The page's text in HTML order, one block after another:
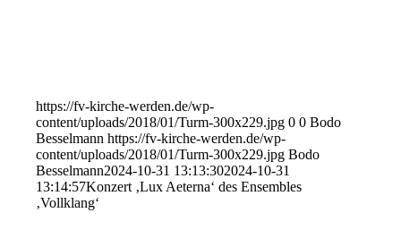
https://fv-kirche-werden.de/wp-
content/uploads/2018/01/Turm-300x229.jpg 0 0 Bodo
Besselmann https://fv-kirche-werden.de/wp-
content/uploads/2018/01/Turm-300x229.jpg Bodo
Besselmann2024-10-31 13:13:302024-10-31
13:14:57Konzert ‚Lux Aeterna‘ des Ensembles
‚Vollklang‘